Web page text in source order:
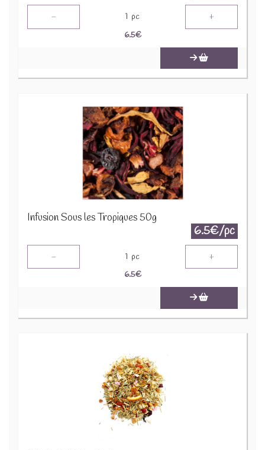
- 1 pc +
6.5€
Infusion Sous les Tropiques 50g
6.5€/pc
- 1 pc +
6.5€